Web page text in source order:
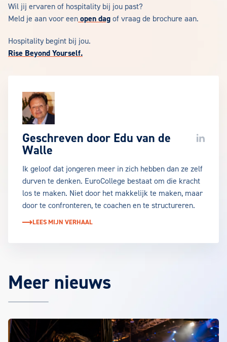
Wil jij ervaren of hospitality bij jou past?
Meld je aan voor een open dag of vraag de brochure aan.
Hospitality begint bij jou.
Rise Beyond Yourself.
Geschreven door Edu van de
Walle
LinkedIn
Ik geloof dat jongeren meer in zich hebben dan ze zelf
durven te denken. EuroCollege bestaat om die kracht
los te maken. Niet door het makkelijk te maken, maar
door te confronteren, te coachen en te structureren.
LEES MIJN VERHAAL
Meer nieuws